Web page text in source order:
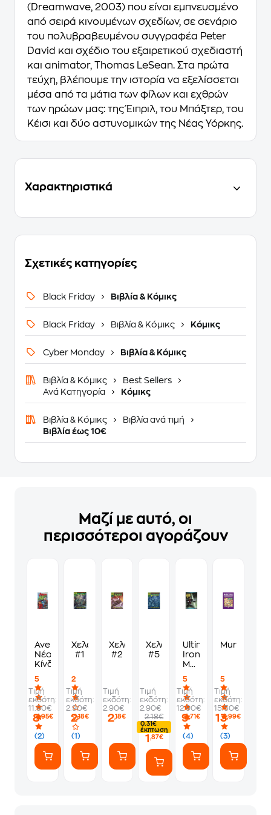
(Dreamwave, 2003) που είναι εμπνευσμένο
από σειρά κινουμένων σχεδίων, σε σενάριο
του πολυβραβευμένου συγγραφέα Peter
David και σχέδιο του εξαιρετικού σχεδιαστή
και animator, Thomas LeSean. Στα πρώτα
τεύχη, βλέπουμε την ιστορία να εξελίσσεται
μέσα από τα μάτια των φίλων και εχθρών
των ηρώων μας: της Έιπριλ, του Μπάξτερ, του
Κέισι και δύο αστυνομικών της Νέας Υόρκης.
Χαρακτηριστικά
Σχετικές κατηγορίες
Black Friday Βιβλία & Κόμικς
Black Friday Βιβλία & Κόμικς Κόμικς
Cyber Monday Βιβλία & Κόμικς
Βιβλία & Κόμικς
Best Sellers
Ανά Κατηγορία
Κόμικς
Βιβλία & Κόμικς
Βιβλία ανά τιμή
Βιβλία έως 10€
Μαζί με αυτό, οι
περισσότεροι αγοράζουν
Avengers-
Νέος
Κίνδυνος
5
(2)
Τιμή
εκδότη:
11.90€
8,95€
Χελωνονιντζάκια
#1
2
(1)
Τιμή
εκδότη:
2.90€
2,18€
Χελωνονιντζάκια
#2
Τιμή
εκδότη:
2.90€
2,18€
Χελωνονιντζάκια
#5
Τιμή
εκδότη:
2.90€
2.18€
0.31€
έκπτωση
1 ,87€
Ultimate
Iron
Man-
συνομωσία
5
(4)
Τιμή
εκδότη:
12.90€
9,71€
Murdoku
5
(3)
Τιμή
εκδότη:
15.50€
13,99€